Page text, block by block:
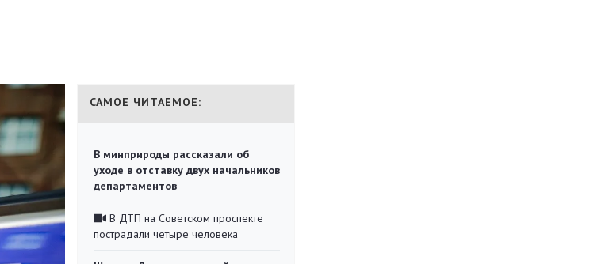
САМОЕ ЧИТАЕМОЕ:
В минприроды рассказали об
уходе в отставку двух начальников
департаментов
В ДТП на Советском проспекте
пострадали четыре человека